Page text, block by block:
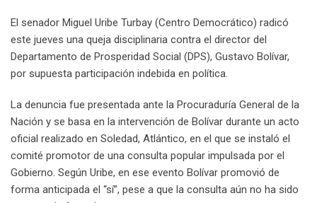
El senador Miguel Uribe Turbay (Centro Democrático) radicó
este jueves una queja disciplinaria contra el director del
Departamento de Prosperidad Social (DPS), Gustavo Bolívar,
por supuesta participación indebida en política.
La denuncia fue presentada ante la Procuraduría General de la
Nación y se basa en la intervención de Bolívar durante un acto
oficial realizado en Soledad, Atlántico, en el que se instaló el
comité promotor de una consulta popular impulsada por el
Gobierno. Según Uribe, en ese evento Bolívar promovió de
forma anticipada el “sí”, pese a que la consulta aún no ha sido